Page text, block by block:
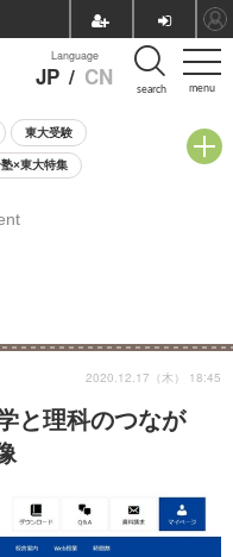
menu
Language
JP / CN search
東大受験
×東大特集
談会
と理科のつなが
2020.12.17（木） 18:45